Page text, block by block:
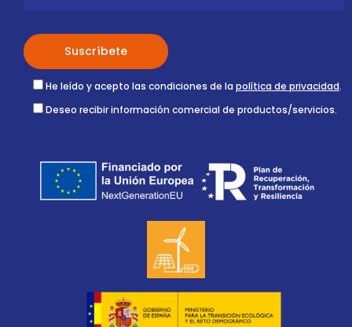
He leído y acepto las condiciones de la política de privacidad.
Deseo recibir información comercial de productos/servicios.